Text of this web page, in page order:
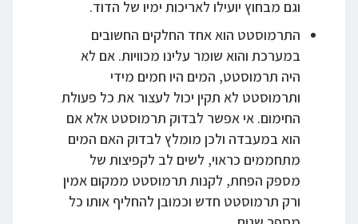
וגם מבחוץ יועילו לאריכות ימיו של הדוד.
התרמוסטט הוא אחד החלקים החשובים
במערכת והוא שומר עלינו מכוויות. אם לא
היה תרמוסטט, המים היו חמים מידי
ותרמוסטט לא תקין יכול לעצור את כל פעולת
החימום. אי אפשר לבדוק תרמוסטט אלא אם
הוא במעבדה ולכן מומלץ לבדוק האם המים
מתחממים כראוי, לשים לב לקפיצות של
מספק הפחת, לקנות תרמוסטט ממקום אמין
ורק תרמוסטט חדש וכמובן להחליף אותו כל